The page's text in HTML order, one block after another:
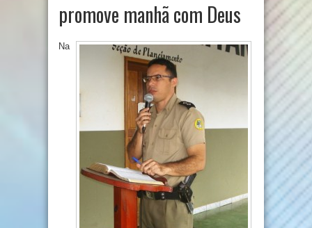
promove manhã com Deus
Na